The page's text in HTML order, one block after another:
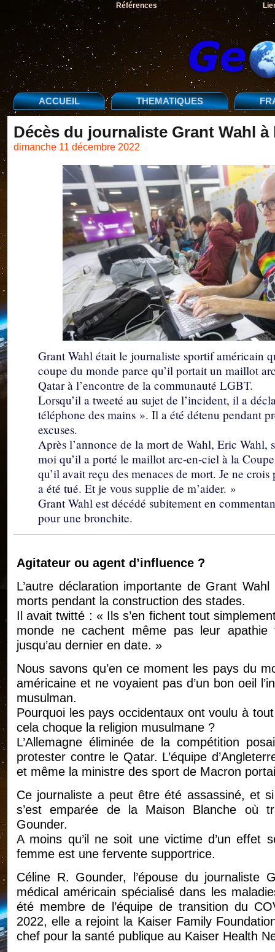
Références
ACCUEIL THEMATIQUES
Décès du journaliste Grant Wahl
dimanche 11 décembre 2022
Grant Wahl était le journaliste sportif américain
coupe du monde parce qu’il portait un maillot
Qatar à l’encontre de la communauté LGBT.
Lorsqu’il a tweeté au sujet de l’incident, il a
téléphone des mains ». Il a été détenu pendant
excuses.
Après l’annonce de la mort de Wahl, Eric Wahl,
moi qu’il a porté le maillot arc-en-ciel à la
qu’il avait reçu des menaces de mort. Je ne
a été tué. Et je vous supplie de m’aider. »
Grant Wahl est décédé subitement en
pour une bronchite.
Agitateur ou agent d’influence ?
L’autre déclaration importante de Grant
morts pendant la construction des stades.
Il avait twitté : « Ils s’en fichent tout
monde ne cachent même pas leur
jusqu’au dernier en date. »
Nous savons qu’en ce moment les pays du
américaine et ne voyaient pas d’un bon oeil
musulman.
Pourquoi les pays occidentaux ont voulu à
cela choque la religion musulmane ?
L’Allemagne éliminée de la compétition
protester contre le Qatar. L’équipe
et même la ministre des sport de Macron
Ce journaliste a peut être été assassiné, et
s’est emparée de la Maison Blanche où
Gounder.
A moins qu’il ne soit une victime d’un effet
femme est une fervente supportrice.
Céline R. Gounder, l’épouse du journaliste
médical américain spécialisé dans les
été membre de l’équipe de transition du
2022, elle a rejoint la Kaiser Family
chef pour la santé publique au Kaiser Health